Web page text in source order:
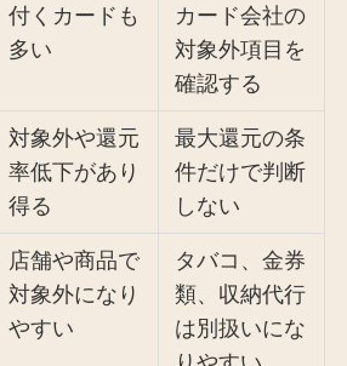
付くカードも
多い
カード会社の
対象外項目を
確認する
対象外や還元
率低下があり
得る
最大還元の条
件だけで判断
しない
店舗や商品で
対象外になり
やすい
タバコ、金券
類、収納代行
は別扱いにな